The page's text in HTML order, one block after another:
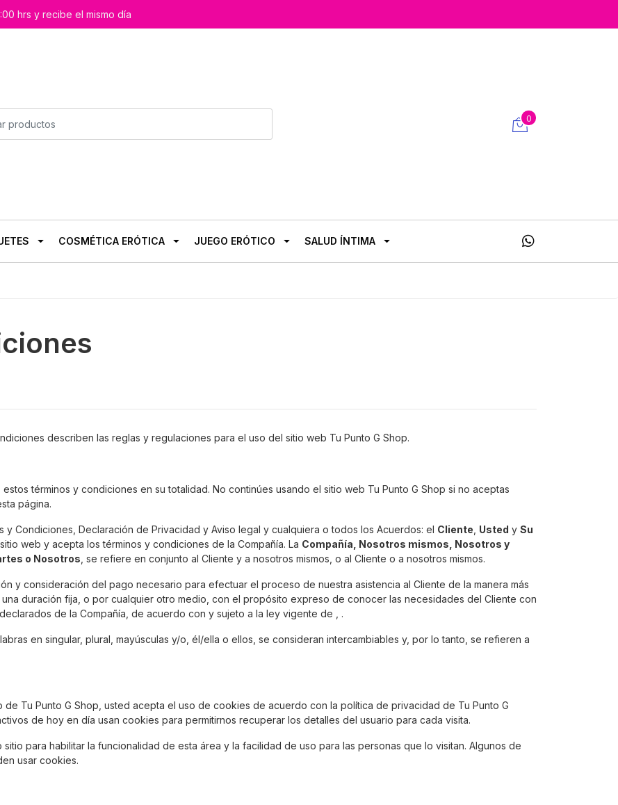
hrs y recibe el mismo día
0
COSMÉTICA ERÓTICA JUEGO ERÓTICO SALUD ÍNTIMA
describen las reglas y regulaciones para el uso del sitio web Tu Punto G Shop.
términos y condiciones en su totalidad. No continúes usando el sitio web Tu Punto G Shop si no aceptas
página.
y Condiciones, Declaración de Privacidad y Aviso legal y cualquiera o todos los Acuerdos: el Cliente Usted y Su
web y acepta los términos y condiciones de la Compañía. La Compañía, Nosotros mismos, Nosotros y
o Nosotros , se refiere en conjunto al Cliente y a nosotros mismos, o al Cliente o a nosotros mismos.
y consideración del pago necesario para efectuar el proceso de nuestra asistencia al Cliente de la manera más
duración fija, o por cualquier otro medio, con el propósito expreso de conocer las necesidades del Cliente con
de la Compañía, de acuerdo con y sujeto a la ley vigente de , .
en singular, plural, mayúsculas y/o, él/ella o ellos, se consideran intercambiables y, por lo tanto, se refieren a
de Tu Punto G Shop, usted acepta el uso de cookies de acuerdo con la política de privacidad de Tu Punto G
de hoy en día usan cookies para permitirnos recuperar los detalles del usuario para cada visita.
para habilitar la funcionalidad de esta área y la facilidad de uso para las personas que lo visitan. Algunos de
usar cookies.